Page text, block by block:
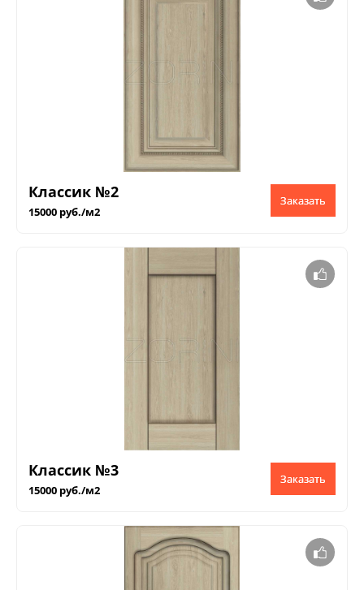
Классик №2
15000 руб./м2
Заказать
Классик №3
15000 руб./м2
Заказать